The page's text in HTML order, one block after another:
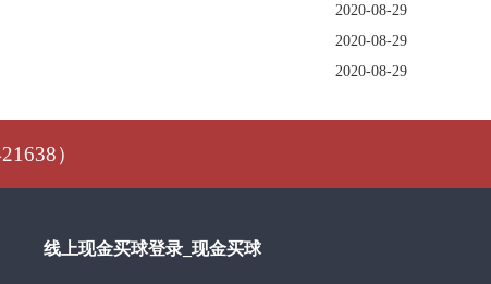
2020-08-29
2020-08-29
2020-08-29
）
线上现金买球登录_现金买球